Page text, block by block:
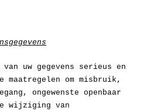
van uw gegevens serieus en
maatregelen om misbruik,
ongewenste openbaar
wijziging van